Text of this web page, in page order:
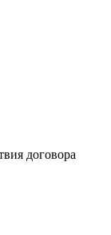
договора